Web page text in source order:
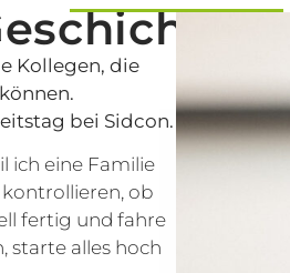
Kollegen, die
bei Sidcon.
ich eine Familie
ob
fertig und fahre
starte alles hoch